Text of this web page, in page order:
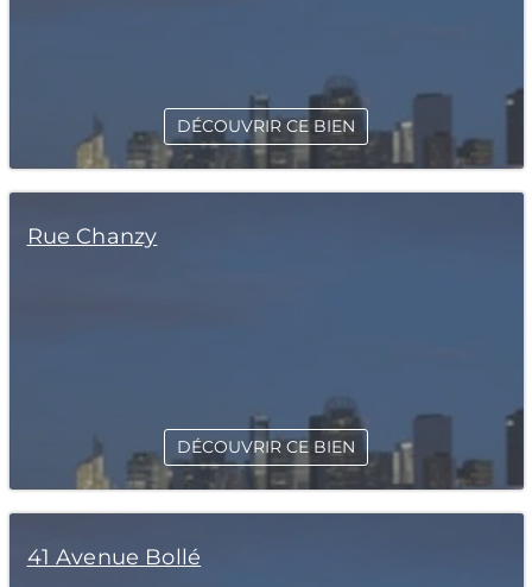
DÉCOUVRIR CE BIEN
Rue Chanzy
DÉCOUVRIR CE BIEN
41 Avenue Bollé